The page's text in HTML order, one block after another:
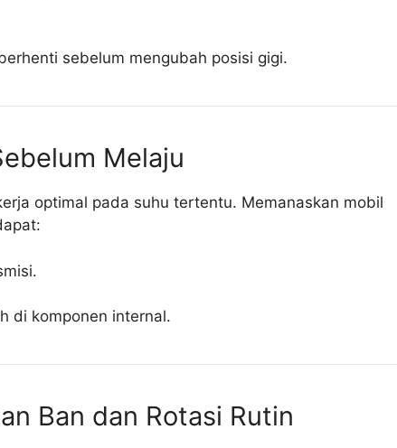
sebelum mengubah posisi gigi.
Melaju
optimal pada suhu tertentu. Memanaskan mobil
di komponen internal.
Ban dan Rotasi Rutin